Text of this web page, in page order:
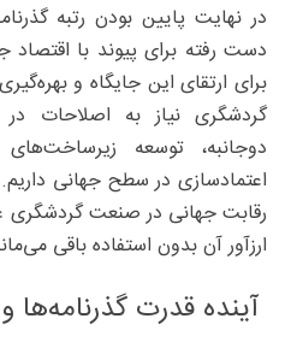
در نهایت پایین بودن رتبه
دست رفته برای پیوند با
برای ارتقای این جایگاه و
گردشگری نیاز به اصلاحات در
دوجانبه، توسعه
اعتمادسازی در سطح جهانی
رقابت جهانی در صنعت
ارزآور آن بدون استفاده باقی
آینده قدرت گذرنامه‌ها